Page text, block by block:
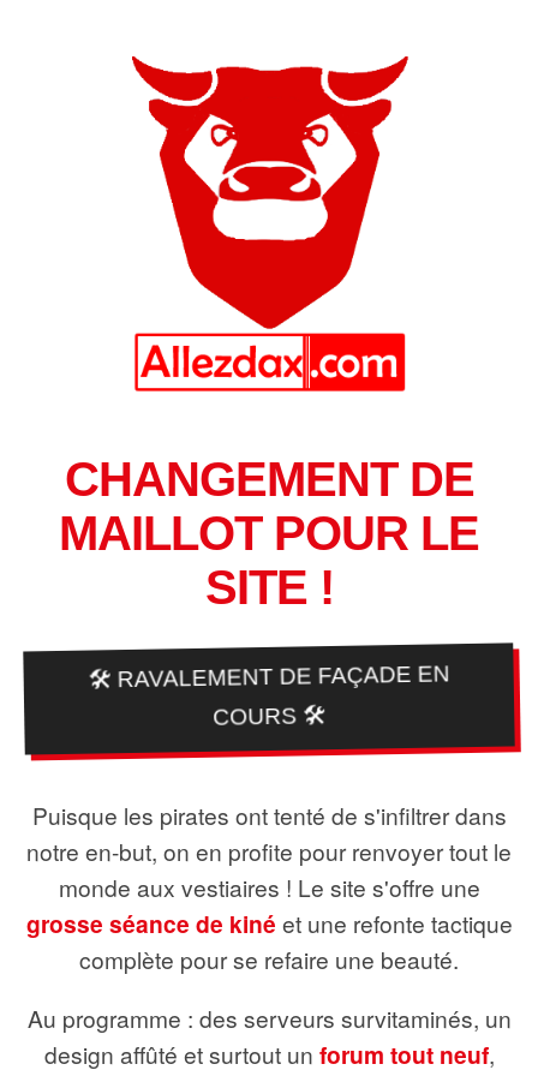
CHANGEMENT DE
MAILLOT POUR LE
SITE !
🛠️ RAVALEMENT DE FAÇADE EN
COURS 🛠️
Puisque les pirates ont tenté de s'infiltrer dans
notre en-but, on en profite pour renvoyer tout le
monde aux vestiaires ! Le site s'offre une
grosse séance de kiné et une refonte tactique
complète pour se refaire une beauté.
Au programme : des serveurs survitaminés, un
design affûté et surtout un forum tout neuf,